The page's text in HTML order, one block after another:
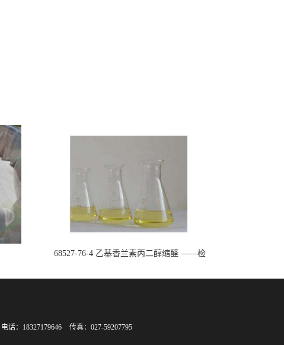
68527-76-4 乙基香兰素丙二醇缩醛 ——检
电话：18327179646 传真：027-59207795